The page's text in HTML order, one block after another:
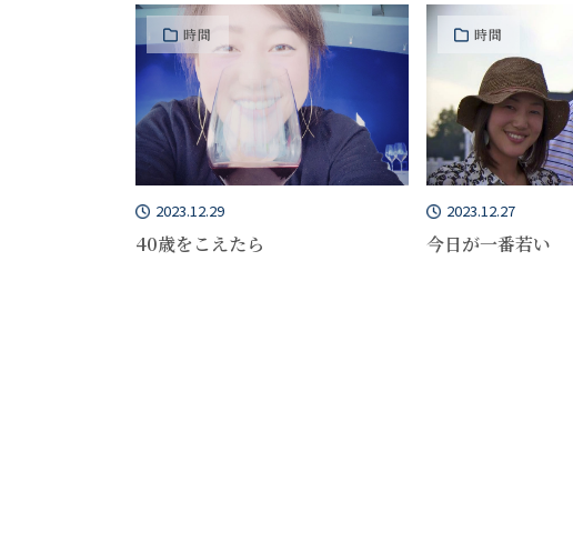
時間
2023.12.29
40歳をこえたら
時間
2023.12.27
今日が一番若い